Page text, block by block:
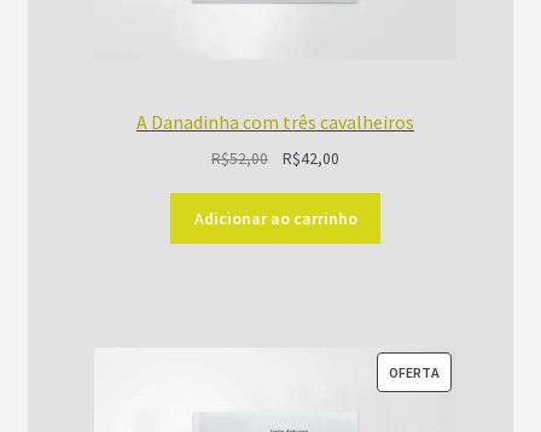
A Danadinha com três cavalheiros
R$52,00
original
era:
R$42,00O
atual
é:
Adicionar ao carrinho
OFERTAPRODUTO